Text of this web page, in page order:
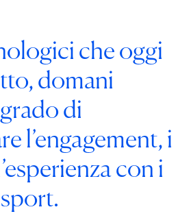
che oggi
domani
di
l’engagement, i
con i